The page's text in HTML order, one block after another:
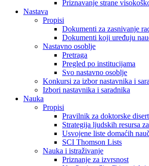
Priznavanje strane
Nastava
Propisi
Dokumenti za zasnivanje
Dokumenti koji uređuju
Nastavno osoblje
Pretraga
Pregled po institucijama
Svo nastavno osoblje
Konkursi za izbor nastavnika i
Izbori nastavnika i saradnika
Nauka
Propisi
Pravilnik za doktorske
Strategija ljudskih resursa
Usvojene liste domaćih
SCI Thomson Lists
Nauka i istraživanje
Priznanje za izvrsnost